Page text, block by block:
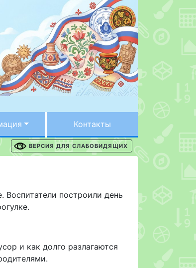
Контакты
ВЕРСИЯ ДЛЯ СЛАБОВИДЯЩИХ
Воспитатели построили день
и как долго разлагаются